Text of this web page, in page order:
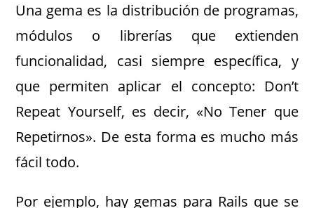
Una gema es la distribución de programas,
módulos o librerías que extienden
funcionalidad, casi siempre específica, y
que permiten aplicar el concepto: Don’t
Repeat Yourself, es decir, «No Tener que
Repetirnos». De esta forma es mucho más
fácil todo.
Por ejemplo, hay gemas para Rails que se